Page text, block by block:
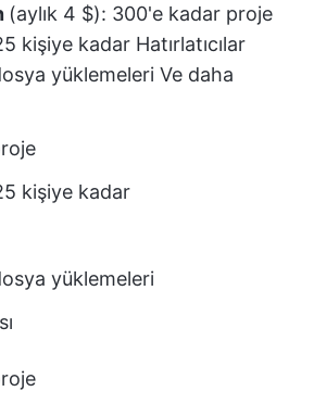
(aylık 4 $): 300'e kadar proje
kişiye kadar Hatırlatıcılar
yüklemeleri Ve daha
kişiye kadar
yüklemeleri